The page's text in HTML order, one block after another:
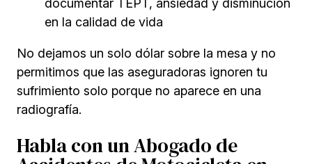
documentar TEPT, ansiedad y disminución
en la calidad de vida
No dejamos un solo dólar sobre la mesa y no
permitimos que las aseguradoras ignoren tu
sufrimiento solo porque no aparece en una
radiografía.
Habla con un Abogado de